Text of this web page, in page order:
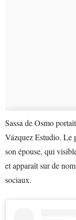
Sassa de Osmo
Vázquez Estudio. Le
son épouse, qui
et apparaît sur de
sociaux.